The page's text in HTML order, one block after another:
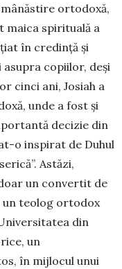
ortodoxă,
maica spirituală a
în credință și
asupra copiilor, deși
cinci ani, Josiah a
unde a fost și
decizie din
o inspirat de Duhul
Astăzi,
un convertit de
teolog ortodox
din
un
în mijlocul unui